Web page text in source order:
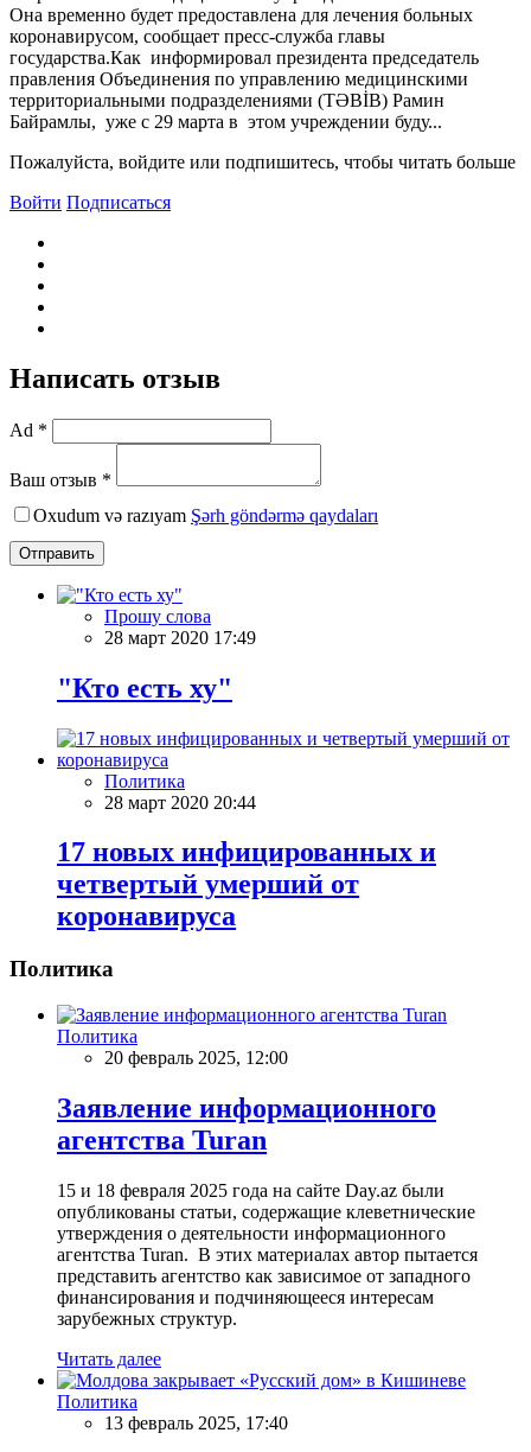
Она временно будет предоставлена для лечения больных
коронавирусом, сообщает пресс-служба главы
государства.Как информировал президента председатель
правления Объединения по управлению медицинскими
территориальными подразделениями (TƏBİB) Рамин
Байрамлы, уже с 29 марта в этом учреждении буду...
Пожалуйста, войдите или подпишитесь, чтобы читать больше
Войти Подписаться
Написать отзыв
Ad *
Ваш отзыв *
Oxudum və razıyam Şərh göndərmə qaydaları
Отправить
Прошу слова
28 март 2020 17:49
"Кто есть ху"
Политика
28 март 2020 20:44
17 новых инфицированных и
четвертый умерший от
коронавируса
Политика
Политика
20 февраль 2025, 12:00
Заявление информационного
агентства Turan
15 и 18 февраля 2025 года на сайте Day.az были
опубликованы статьи, содержащие клеветнические
утверждения о деятельности информационного
агентства Turan. В этих материалах автор пытается
представить агентство как зависимое от западного
финансирования и подчиняющееся интересам
зарубежных структур.
Читать далее
Политика
13 февраль 2025, 17:40